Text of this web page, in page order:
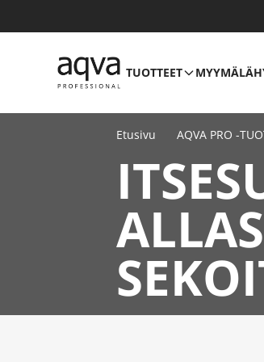
TUOTTEET MYYMÄLÄ
Etusivu AQVA PRO -